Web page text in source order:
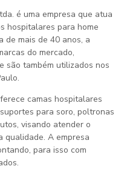
é uma empresa que atua
hospitalares para home
de mais de 40 anos, a
do mercado,
são também utilizados nos
camas hospitalares
para soro, poltronas
visando atender o
qualidade. A empresa
para isso com